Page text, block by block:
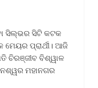
ସିଲ୍‌ଭର ସିଟି କଟକ
ପ୍ରାର୍ଥୀ। ଆଜି
ଚିରଞ୍ଜୀବ ବିଶ୍ୱାଳ
ମହାନଗର